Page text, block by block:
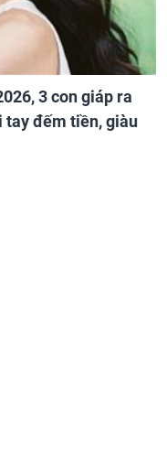
3 con giáp ra
tay đếm tiền, giàu